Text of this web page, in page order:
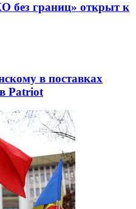
без границ» открыт к
в поставках
Patriot